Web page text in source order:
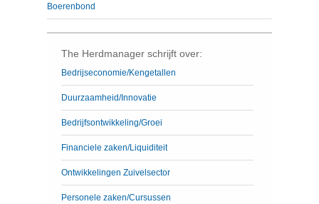
Boerenbond
The Herdmanager schrijft over:
Bedrijseconomie/Kengetallen
Duurzaamheid/Innovatie
Bedrijfsontwikkeling/Groei
Financiele zaken/Liquiditeit
Ontwikkelingen Zuivelsector
Personele zaken/Cursussen